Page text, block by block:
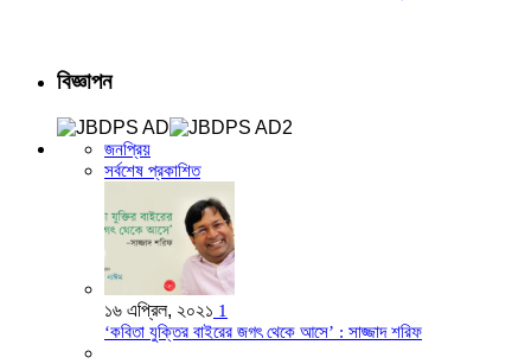
বিজ্ঞাপন
জনপ্রিয়
সর্বশেষ প্রকাশিত
১৬ এপ্রিল, ২০২১ 1
‘কবিতা যুক্তির বাইরের জগৎ থেকে আসে’ : সাজ্জাদ শরিফ